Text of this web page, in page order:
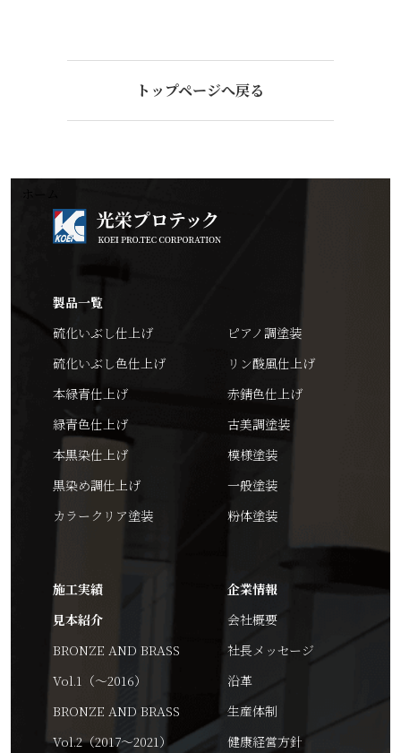
トップページへ戻る
製品一覧
硫化いぶし仕上げ
硫化いぶし色仕上げ
本緑青仕上げ
緑青色仕上げ
本黒染仕上げ
黒染め調仕上げ
カラークリア塗装
ピアノ調塗装
リン酸風仕上げ
赤錆色仕上げ
古美調塗装
模様塗装
一般塗装
粉体塗装
施工実績
見本紹介
BRONZE AND BRASS
Vol.1（～2016）
BRONZE AND BRASS
Vol.2（2017～2021）
企業情報
会社概要
社長メッセージ
沿革
生産体制
健康経営方針